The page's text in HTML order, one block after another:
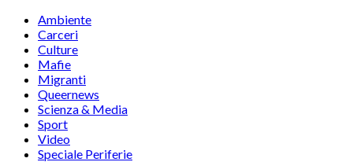
Ambiente
Carceri
Culture
Mafie
Migranti
Queernews
Scienza & Media
Sport
Video
Speciale Periferie